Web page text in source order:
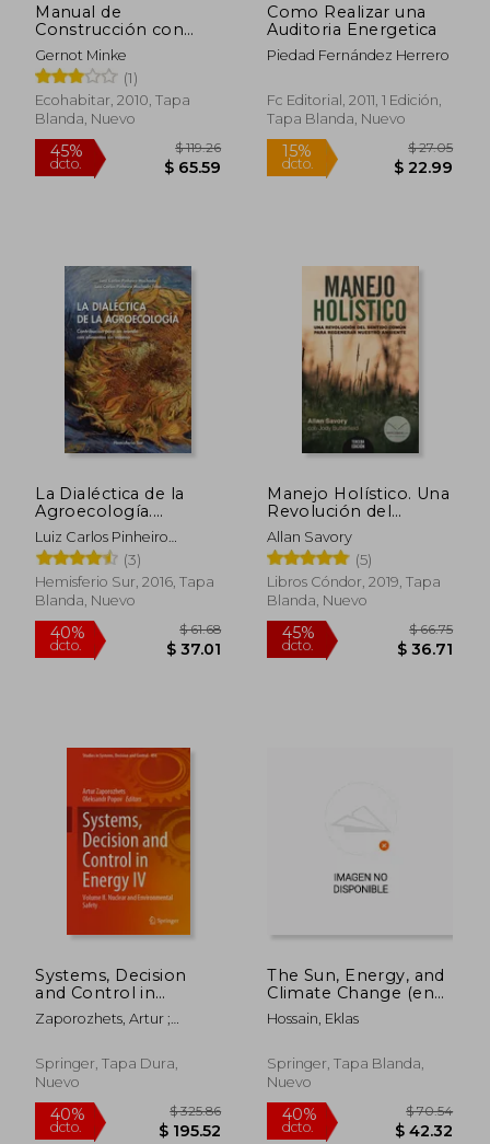
Manual de
Construcción con
Tierra
Gernot Minke
(1)
Ecohabitar, 2010, Tapa
Blanda, Nuevo
45%
dcto. $ 65.59
Como Realizar una
Auditoria Energetica
Piedad Fernández Herrero
Fc Editorial, 2011, 1 Edición,
Tapa Blanda, Nuevo
15%
dcto.
La Dialéctica de la
Agroecología.
Contribución Para un
Mundo con
Alimentos sin Veneno
Luiz Carlos Pinheiro
Machado, Luiz Carlos
Pinheiro
(3)
Hemisferio Sur, 2016, Tapa
Blanda, Nuevo
40%
dcto.
Manejo Holístico. Una
Revolución del
Sentido Común Para
Regenerar Nuestro
Ambiente - Allan
Savory; Jody
Butterfield - Libro
Allan Savory
(5)
Libros Cóndor, 2019, Tapa
Blanda, Nuevo
Systems, Decision
and Control in
Energy IV: Volume IІ.
Nuclear and
(en Inglés)
Zaporozhets, Artur ;
Springer, Tapa Dura,
Nuevo
The Sun, Energy, and
Climate Change (en
Inglés)
Hossain, Eklas
Springer, Tapa Blanda,
Nuevo